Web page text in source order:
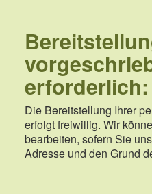
erforderlich:
Die Bereitstellung Ihrer
erfolgt freiwillig. Wir
bearbeiten, sofern Sie
Adresse und den Grund